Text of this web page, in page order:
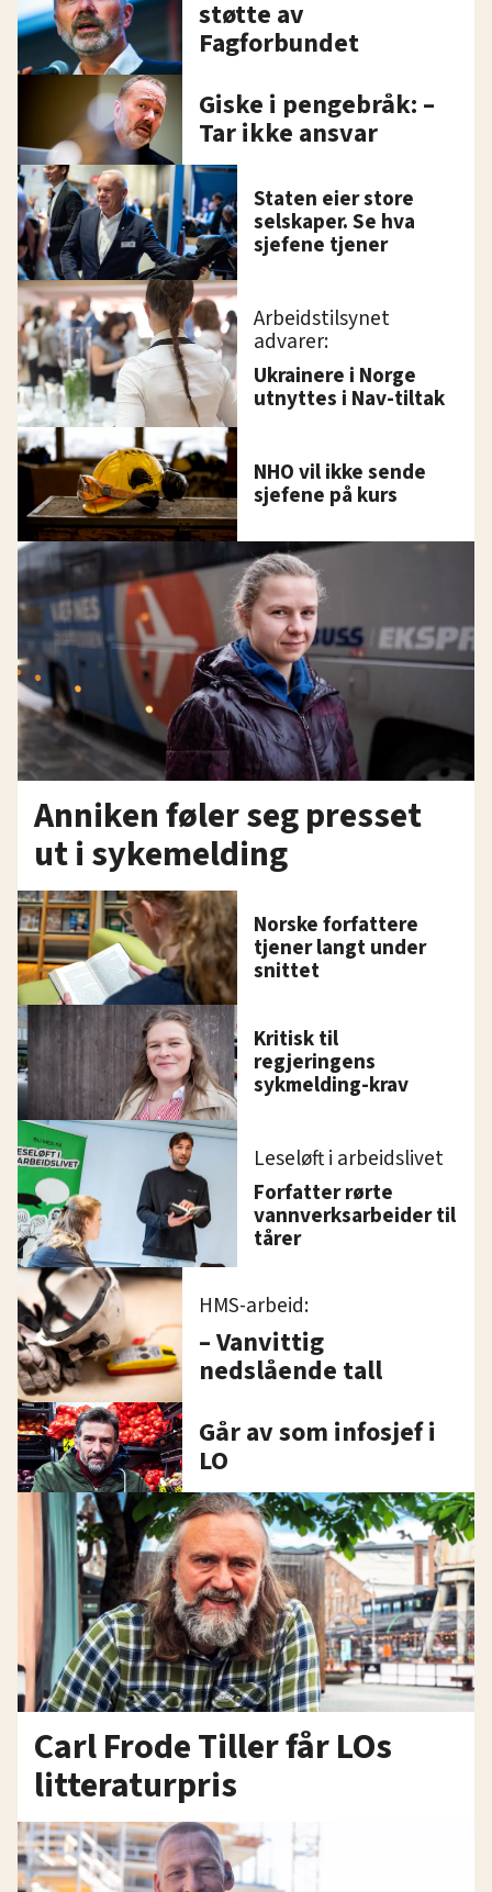
støtte av
Fagforbundet
Giske i pengebråk: –
Tar ikke ansvar
Staten eier store
selskaper. Se hva
sjefene tjener
Arbeidstilsynet
advarer:
Ukrainere i Norge
utnyttes i Nav-tiltak
NHO vil ikke sende
sjefene på kurs
Anniken føler seg presset
ut i sykemelding
Norske forfattere
tjener langt under
snittet
Kritisk til
regjeringens
sykmelding-krav
Leseløft i arbeidslivet
Forfatter rørte
vannverksarbeider til
tårer
HMS-arbeid:
– Vanvittig
nedslående tall
Går av som infosjef i
LO
Carl Frode Tiller får LOs
litteraturpris